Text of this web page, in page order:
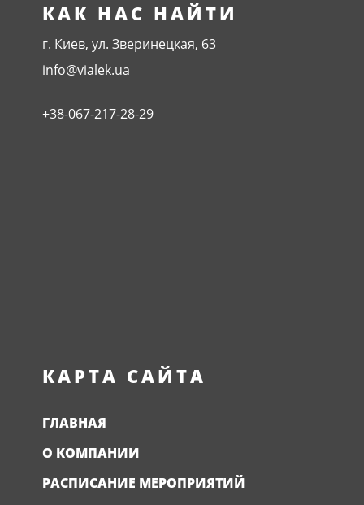
КАК НАС НАЙТИ
г. Киев, ул. Зверинецкая, 63
info@vialek.ua
+38-067-217-28-29
КАРТА САЙТА
ГЛАВНАЯ
О КОМПАНИИ
РАСПИСАНИЕ МЕРОПРИЯТИЙ